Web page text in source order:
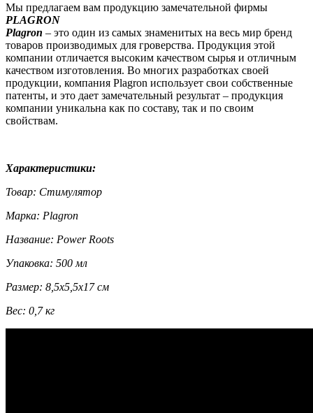
Мы предлагаем вам продукцию замечательной фирмы
PLAGRON
Plagron – это один из самых знаменитых на весь мир бренд
товаров производимых для гроверства. Продукция этой
компании отличается высоким качеством сырья и отличным
качеством изготовления. Во многих разработках своей
продукции, компания Plagron использует свои собственные
патенты, и это дает замечательный результат – продукция
компании уникальна как по составу, так и по своим
свойствам.
Характеристики:
Товар: Стимулятор
Марка: Plagron
Название: Power Roots
Упаковка: 500 мл
Размер: 8,5х5,5х17 см
Вес: 0,7 кг